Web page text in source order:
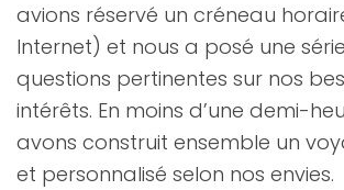
avions réservé un créneau
Internet) et nous a posé une
questions pertinentes sur nos
intérêts. En moins d’une demi-
avons construit ensemble un
et personnalisé selon nos envies.